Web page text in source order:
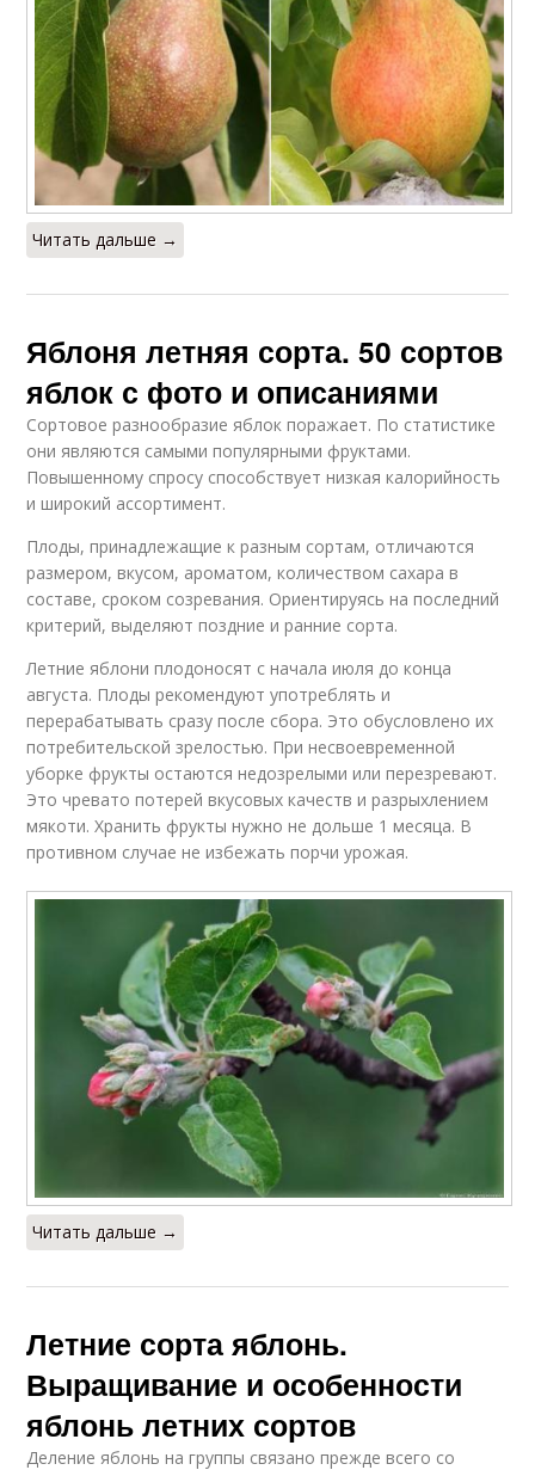
Читать дальше →
Яблоня летняя сорта. 50 сортов
яблок с фото и описаниями
Сортовое разнообразие яблок поражает. По статистике
они являются самыми популярными фруктами.
Повышенному спросу способствует низкая калорийность
и широкий ассортимент.
Плоды, принадлежащие к разным сортам, отличаются
размером, вкусом, ароматом, количеством сахара в
составе, сроком созревания. Ориентируясь на последний
критерий, выделяют поздние и ранние сорта.
Летние яблони плодоносят с начала июля до конца
августа. Плоды рекомендуют употреблять и
перерабатывать сразу после сбора. Это обусловлено их
потребительской зрелостью. При несвоевременной
уборке фрукты остаются недозрелыми или перезревают.
Это чревато потерей вкусовых качеств и разрыхлением
мякоти. Хранить фрукты нужно не дольше 1 месяца. В
противном случае не избежать порчи урожая.
Читать дальше →
Летние сорта яблонь.
Выращивание и особенности
яблонь летних сортов
Деление яблонь на группы связано прежде всего со